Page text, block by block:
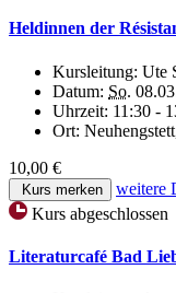
Heldinnen der
Kursleitung: Ute
Datum: So.
Uhrzeit: 11:30 -
Ort:
10,00 €
Kurs merken
weitere
Kurs abgeschlossen
Literaturcafé Bad